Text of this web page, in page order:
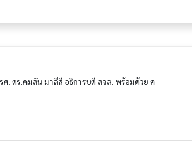
ศ. ดร.คมสัน มาลีสี อธิการบดี สจล. พร้อมด้วย ศ